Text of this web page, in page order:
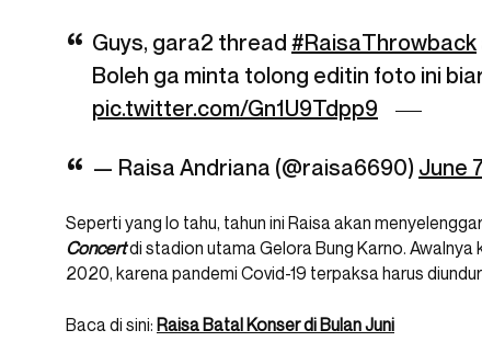
Guys, gara2 thread #RaisaThrowback
Boleh ga minta tolong editin foto ini
pic.twitter.com/Gn1U9Tdpp9
— Raisa Andriana (@raisa6690) June
Seperti yang lo tahu, tahun ini Raisa akan
Concertdi stadion utama Gelora Bung Karno.
2020, karena pandemi Covid-19 terpaksa harus
Baca di sini: Raisa Batal Konser di Bulan Juni